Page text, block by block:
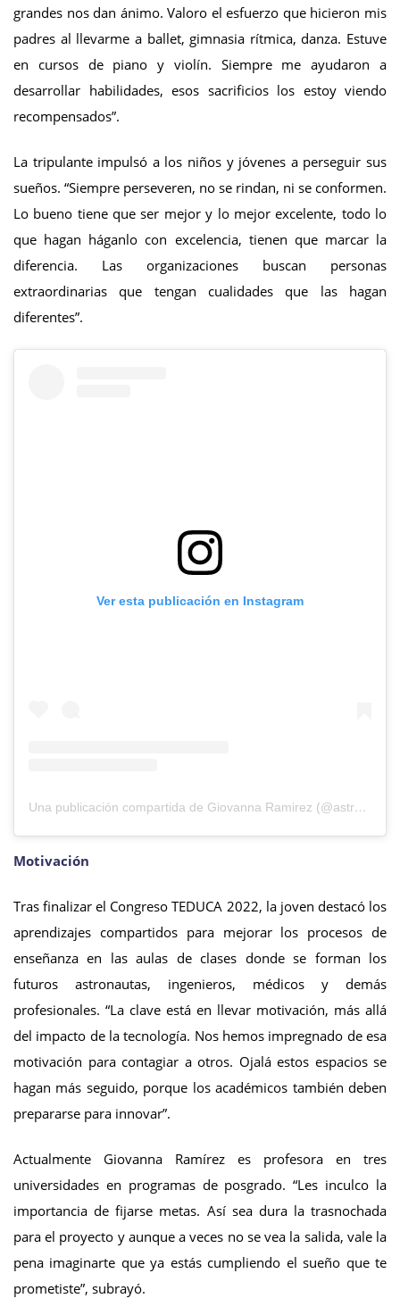
grandes nos dan ánimo. Valoro el esfuerzo que hicieron mis
padres al llevarme a ballet, gimnasia rítmica, danza. Estuve
en cursos de piano y violín. Siempre me ayudaron a
desarrollar habilidades, esos sacrificios los estoy viendo
recompensados”.
La tripulante impulsó a los niños y jóvenes a perseguir sus
sueños. “Siempre perseveren, no se rindan, ni se conformen.
Lo bueno tiene que ser mejor y lo mejor excelente, todo lo
que hagan háganlo con excelencia, tienen que marcar la
diferencia. Las organizaciones buscan personas
extraordinarias que tengan cualidades que las hagan
diferentes”.
Ver esta publicación en Instagram
Una publicación compartida de Giovanna Ramirez (@astronautgio)
Motivación
Tras finalizar el Congreso TEDUCA 2022, la joven destacó los
aprendizajes compartidos para mejorar los procesos de
enseñanza en las aulas de clases donde se forman los
futuros astronautas, ingenieros, médicos y demás
profesionales. “La clave está en llevar motivación, más allá
del impacto de la tecnología. Nos hemos impregnado de esa
motivación para contagiar a otros. Ojalá estos espacios se
hagan más seguido, porque los académicos también deben
prepararse para innovar”.
Actualmente Giovanna Ramírez es profesora en tres
universidades en programas de posgrado. “Les inculco la
importancia de fijarse metas. Así sea dura la trasnochada
para el proyecto y aunque a veces no se vea la salida, vale la
pena imaginarte que ya estás cumpliendo el sueño que te
prometiste”, subrayó.